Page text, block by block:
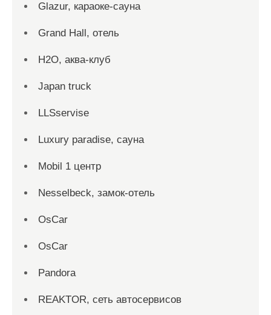
Glazur, караоке-сауна
Grand Hall, отель
H2O, аква-клуб
Japan truck
LLSservise
Luxury paradise, сауна
Mobil 1 центр
Nesselbeck, замок-отель
OsCar
OsCar
Pandora
REAKTOR, сеть автосервисов